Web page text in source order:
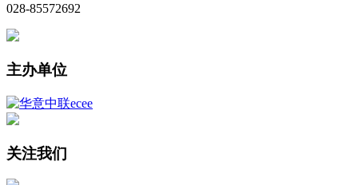
028-85572692
主办单位
关注我们